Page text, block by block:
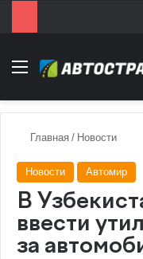
Menu
Главная / Новости
Новости Автомир
В
ввести
за